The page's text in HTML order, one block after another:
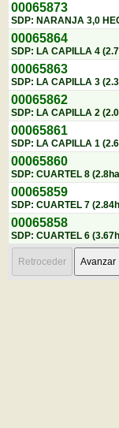
00065873
SDP: NARANJA 3,0
00065864
SDP: LA CAPILLA 4
00065863
SDP: LA CAPILLA 3
00065862
SDP: LA CAPILLA 2
00065861
SDP: LA CAPILLA 1
00065860
SDP: CUARTEL 8
00065859
SDP: CUARTEL 7
00065858
SDP: CUARTEL 6